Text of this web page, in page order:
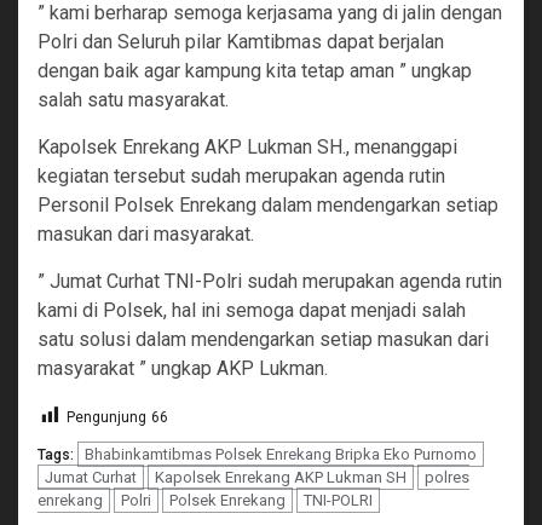
” kami berharap semoga kerjasama yang di jalin dengan
Polri dan Seluruh pilar Kamtibmas dapat berjalan
dengan baik agar kampung kita tetap aman ” ungkap
salah satu masyarakat.
Kapolsek Enrekang AKP Lukman SH., menanggapi
kegiatan tersebut sudah merupakan agenda rutin
Personil Polsek Enrekang dalam mendengarkan setiap
masukan dari masyarakat.
” Jumat Curhat TNI-Polri sudah merupakan agenda rutin
kami di Polsek, hal ini semoga dapat menjadi salah
satu solusi dalam mendengarkan setiap masukan dari
masyarakat ” ungkap AKP Lukman.
Pengunjung 66
Tags:
Bhabinkamtibmas Polsek Enrekang Bripka Eko Purnomo
Jumat Curhat
Kapolsek Enrekang AKP Lukman SH
polres
enrekang
Polri Polsek Enrekang TNI-POLRI